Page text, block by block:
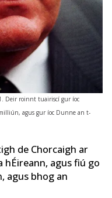
Deir roinnt tuairiscí gur íoc
agus gur íoc Dunne an t-
de Chorcaigh ar
hÉireann, agus fiú go
agus bhog an